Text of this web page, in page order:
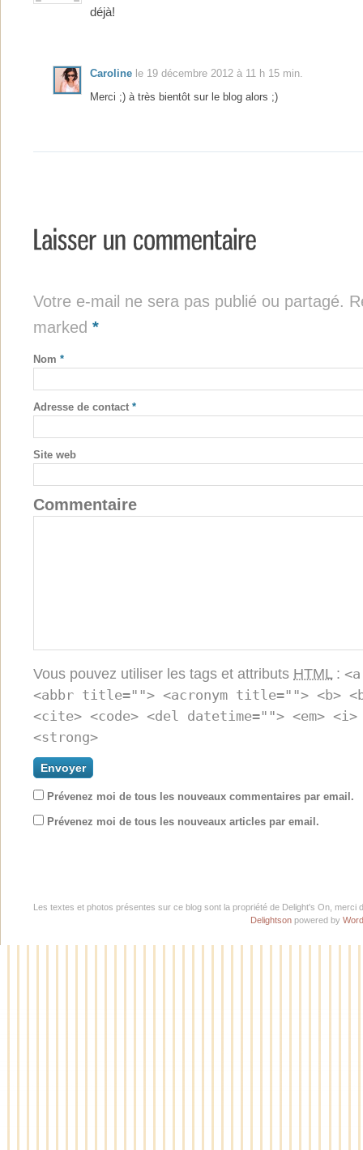
déjà!
Caroline le 19 décembre 2012 à 11 h 15 min.
Merci ;) à très bientôt sur le blog alors ;)
Votre e-mail ne sera pas publié ou partagé.
marked *
Nom *
Adresse de contact *
Site web
Commentaire
Vous pouvez utiliser les tags et attributs HTML :
<abbr title=""> <acronym title=""> <b>
<cite> <code> <del datetime=""> <em>
<strong>
Prévenez moi de tous les nouveaux commentaires par email.
Prévenez moi de tous les nouveaux articles par email.
Les textes et photos présentes sur ce blog sont la propriété de Delight's On,
Delightson powered by